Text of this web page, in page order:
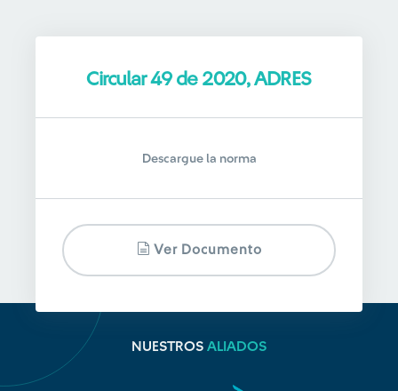
Circular 49 de 2020, ADRES
Descargue la norma
Ver Documento
NUESTROS ALIADOS